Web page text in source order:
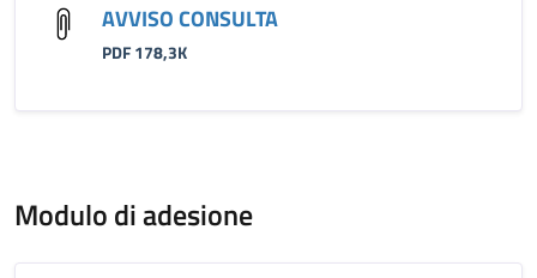
AVVISO CONSULTA
PDF 178,3K
Modulo di adesione